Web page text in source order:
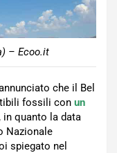
– Ecoo.it
che il Bel
fossili con un
in quanto la data
Nazionale
spiegato nel